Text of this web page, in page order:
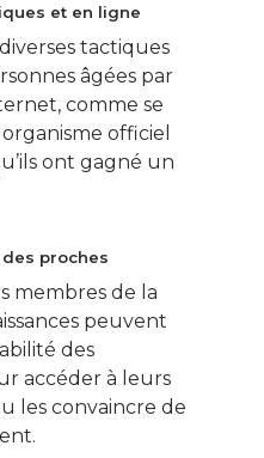
et en ligne
tactiques
âgées par
comme se
officiel
ont gagné un
proches
membres de la
peuvent
des
accéder à leurs
les convaincre de